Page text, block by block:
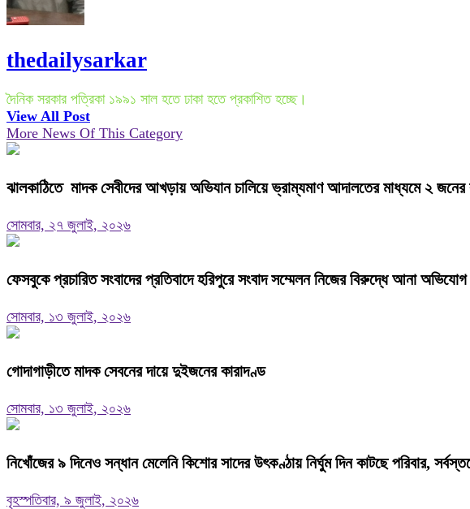
thedailysarkar
দৈনিক সরকার পত্রিকা ১৯৯১ সাল হতে ঢাকা হতে প্রকাশিত হচ্ছে।
View All Post
More News Of This Category
ঝালকাঠিতে মাদক সেবীদের আখড়ায় অভিযান চালিয়ে ভ্রাম্যমাণ আদালতের মাধ্যমে ২
সোমবার, ২৭ জুলাই, ২০২৬
ফেসবুকে প্রচারিত সংবাদের প্রতিবাদে হরিপুরে সংবাদ সম্মেলন নিজের বিরুদ্ধে আনা
সোমবার, ১৩ জুলাই, ২০২৬
গোদাগাড়ীতে মাদক সেবনের দায়ে দুইজনের কারাদণ্ড
সোমবার, ১৩ জুলাই, ২০২৬
নিখোঁজের ৯ দিনেও সন্ধান মেলেনি কিশোর সাদের উৎকণ্ঠায় নির্ঘুম দিন কাটছে পরিবার,
বৃহস্পতিবার, ৯ জুলাই, ২০২৬